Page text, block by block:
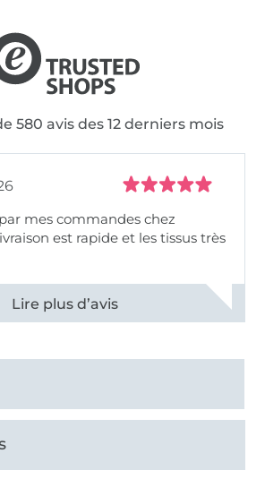
580 avis des 12 derniers mois
mes commandes chez
est rapide et les tissus très
commentaires